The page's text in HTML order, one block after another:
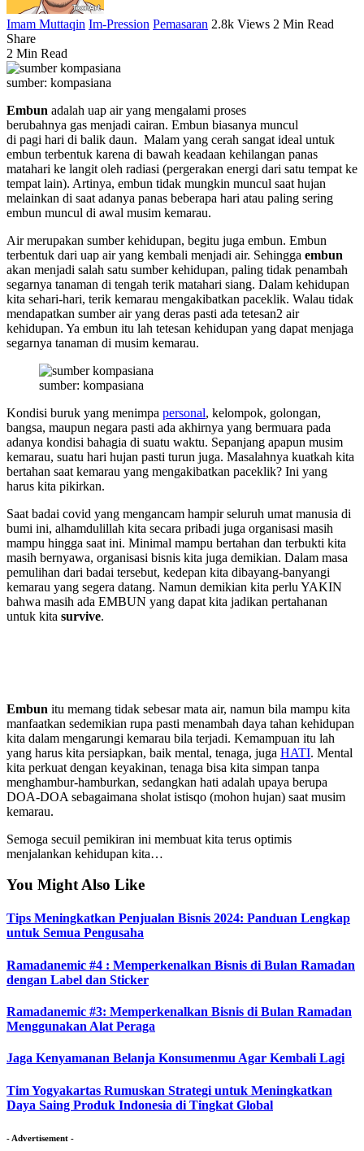
Imam Muttaqin Im-Pression Pemasaran 2.8k Views 2 Min Read
Share
2 Min Read
sumber: kompasiana
Embun adalah uap air yang mengalami proses
berubahnya gas menjadi cairan. Embun biasanya muncul
di pagi hari di balik daun. Malam yang cerah sangat ideal untuk
embun terbentuk karena di bawah keadaan kehilangan panas
matahari ke langit oleh radiasi (pergerakan energi dari satu tempat ke
tempat lain). Artinya, embun tidak mungkin muncul saat hujan
melainkan di saat adanya panas beberapa hari atau paling sering
embun muncul di awal musim kemarau.
Air merupakan sumber kehidupan, begitu juga embun. Embun
terbentuk dari uap air yang kembali menjadi air. Sehingga embun
akan menjadi salah satu sumber kehidupan, paling tidak penambah
segarnya tanaman di tengah terik matahari siang. Dalam kehidupan
kita sehari-hari, terik kemarau mengakibatkan paceklik. Walau tidak
mendapatkan sumber air yang deras pasti ada tetesan2 air
kehidupan. Ya embun itu lah tetesan kehidupan yang dapat menjaga
segarnya tanaman di musim kemarau.
sumber: kompasiana
Kondisi buruk yang menimpa personal, kelompok, golongan,
bangsa, maupun negara pasti ada akhirnya yang bermuara pada
adanya kondisi bahagia di suatu waktu. Sepanjang apapun musim
kemarau, suatu hari hujan pasti turun juga. Masalahnya kuatkah kita
bertahan saat kemarau yang mengakibatkan paceklik? Ini yang
harus kita pikirkan.
Saat badai covid yang mengancam hampir seluruh umat manusia di
bumi ini, alhamdulillah kita secara pribadi juga organisasi masih
mampu hingga saat ini. Minimal mampu bertahan dan terbukti kita
masih bernyawa, organisasi bisnis kita juga demikian. Dalam masa
pemulihan dari badai tersebut, kedepan kita dibayang-banyangi
kemarau yang segera datang. Namun demikian kita perlu YAKIN
bahwa masih ada EMBUN yang dapat kita jadikan pertahanan
untuk kita survive.
Embun itu memang tidak sebesar mata air, namun bila mampu kita
manfaatkan sedemikian rupa pasti menambah daya tahan kehidupan
kita dalam mengarungi kemarau bila terjadi. Kemampuan itu lah
yang harus kita persiapkan, baik mental, tenaga, juga HATI. Mental
kita perkuat dengan keyakinan, tenaga bisa kita simpan tanpa
menghambur-hamburkan, sedangkan hati adalah upaya berupa
DOA-DOA sebagaimana sholat istisqo (mohon hujan) saat musim
kemarau.
Semoga secuil pemikiran ini membuat kita terus optimis
menjalankan kehidupan kita…
You Might Also Like
Tips Meningkatkan Penjualan Bisnis 2024: Panduan Lengkap
untuk Semua Pengusaha
Ramadanemic #4 : Memperkenalkan Bisnis di Bulan Ramadan
dengan Label dan Sticker
Ramadanemic #3: Memperkenalkan Bisnis di Bulan Ramadan
Menggunakan Alat Peraga
Jaga Kenyamanan Belanja Konsumenmu Agar Kembali Lagi
Tim Yogyakartas Rumuskan Strategi untuk Meningkatkan
Daya Saing Produk Indonesia di Tingkat Global
- Advertisement -